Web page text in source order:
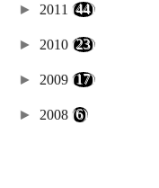
► 2011 (44)
► 2010 (23)
► 2009 (17)
► 2008 (6)